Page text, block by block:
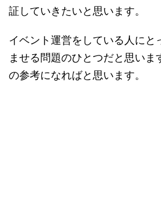
証していきたいと思います。
イベント運営をしている人にと
ませる問題のひとつだと思いま
の参考になればと思います。